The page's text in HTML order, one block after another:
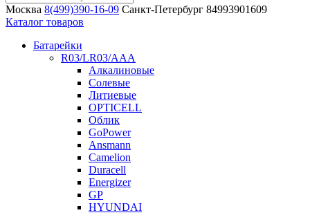
Москва 8(499)390-16-09 Санкт-Петербург 84993901609
Каталог товаров
Батарейки
R03/LR03/AAA
Алкалиновые
Солевые
Литиевые
OPTICELL
Облик
GoPower
Ansmann
Camelion
Duracell
Energizer
GP
HYUNDAI